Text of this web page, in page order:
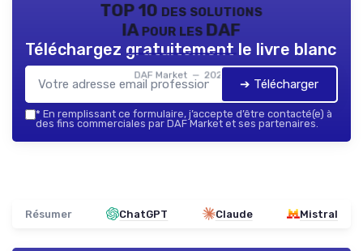
TOP 10 des solutions
IA pour les DAF
DAF Market — 2026
Téléchargez gratuitement le livre blanc
➔ Télécharger
* En remplissant ce formulaire, j’accepte d’être contacté(e) à
des fins commerciales par DAF Market et ses partenaires.
Résumer ChatGPT Claude Mistral